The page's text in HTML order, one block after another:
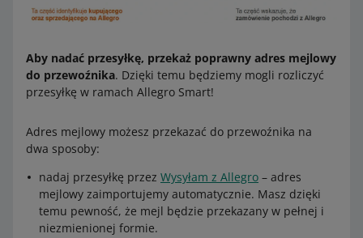
od 100 do 149,99 zł
Zobacz przykład
opłata za przesyłkę Smart! – 6,19 zł.
Kupujący zwrócił Ci produkty o wartości 20 zł. Wartość
zamówienia po zwrocie wynosi więc 90 zł, a opłata za
przesyłkę Smart! – 3,69 zł.
Zwrócimy Ci różnicę wynoszącą 2,50 zł (6,19 zł - 3,69 zł
= 2,50 zł).
Aby nadać przesyłkę, przekaż poprawny adres mejlowy
do przewoźnika. Dzięki temu będziemy mogli rozliczyć
przesyłkę w ramach Allegro Smart!
Adres mejlowy możesz przekazać do przewoźnika na
dwa sposoby:
nadaj przesyłkę przez Wysyłam z Allegro – adres
mejlowy zaimportujemy automatycznie. Masz dzięki
temu pewność, że mejl będzie przekazany w pełnej i
niezmienionej formie.